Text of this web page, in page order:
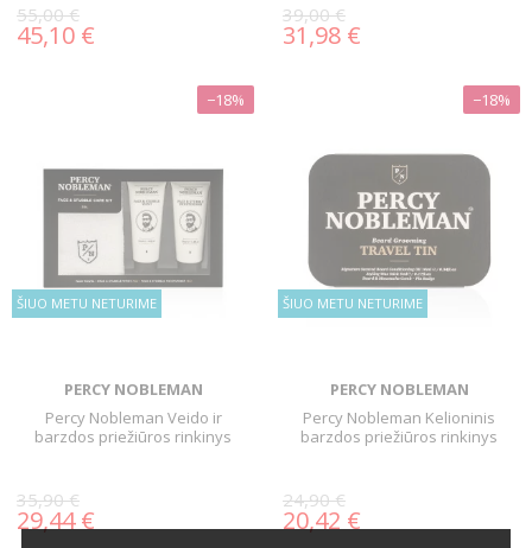
55,00 €
45,10 €
39,00 €
31,98 €
ŠIUO METU NETURIME
−18%
PERCY NOBLEMAN
Percy Nobleman Veido ir
barzdos priežiūros rinkinys
35,90 €
29,44 €
ŠIUO METU NETURIME
−18%
PERCY NOBLEMAN
Percy Nobleman Kelioninis
barzdos priežiūros rinkinys
24,90 €
20,42 €